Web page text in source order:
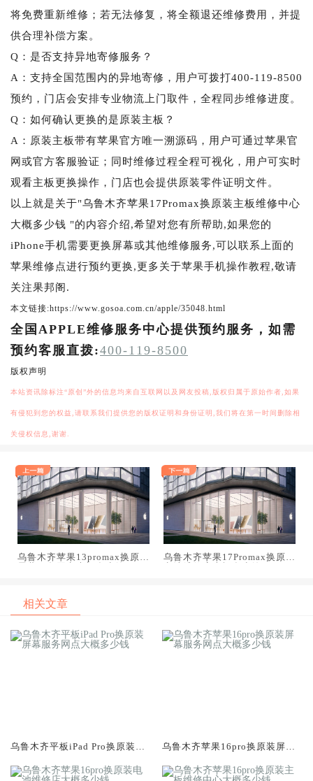
将免费重新维修；若无法修复，将全额退还维修费用，并提
供合理补偿方案。
Q：是否支持异地寄修服务？
A：支持全国范围内的异地寄修，用户可拨打400-119-8500
预约，门店会安排专业物流上门取件，全程同步维修进度。
Q：如何确认更换的是原装主板？
A：原装主板带有苹果官方唯一溯源码，用户可通过苹果官
网或官方客服验证；同时维修过程全程可视化，用户可实时
观看主板更换操作，门店也会提供原装零件证明文件。
以上就是关于"乌鲁木齐苹果17Promax换原装主板维修中心
大概多少钱 "的内容介绍,希望对您有所帮助,如果您的
iPhone手机需要更换屏幕或其他维修服务,可以联系上面的
苹果维修点进行预约更换,更多关于苹果手机操作教程,敬请
关注果邦阁.
本文链接:https://www.gosoa.com.cn/apple/35048.html
全国APPLE维修服务中心提供预约服务，如需
预约客服直拨:400-119-8500
版权声明
本站资讯除标注“原创”外的信息均来自互联网以及网友投稿,版权归属于原始作者,如果
有侵犯到您的权益,请联系我们提供您的版权证明和身份证明,我们将在第一时间删除相
关侵权信息,谢谢.
乌鲁木齐苹果13promax换原装
乌鲁木齐苹果17Promax换原装
相关文章
乌鲁木齐平板iPad Pro换原装屏
乌鲁木齐苹果16pro换原装屏幕